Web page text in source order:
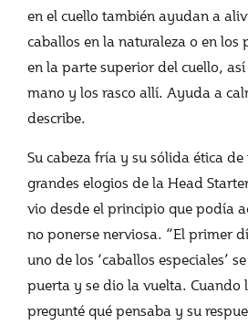
en el cuello también ayudan a
caballos en la naturaleza o en los
en la parte superior del cuello,
mano y los rasco allí. Ayuda a
describe.
Su cabeza fría y su sólida ética
grandes elogios de la Head
vio desde el principio que podía
no ponerse nerviosa. “El primer
uno de los ‘caballos especiales’
puerta y se dio la vuelta. Cuando
pregunté qué pensaba y su